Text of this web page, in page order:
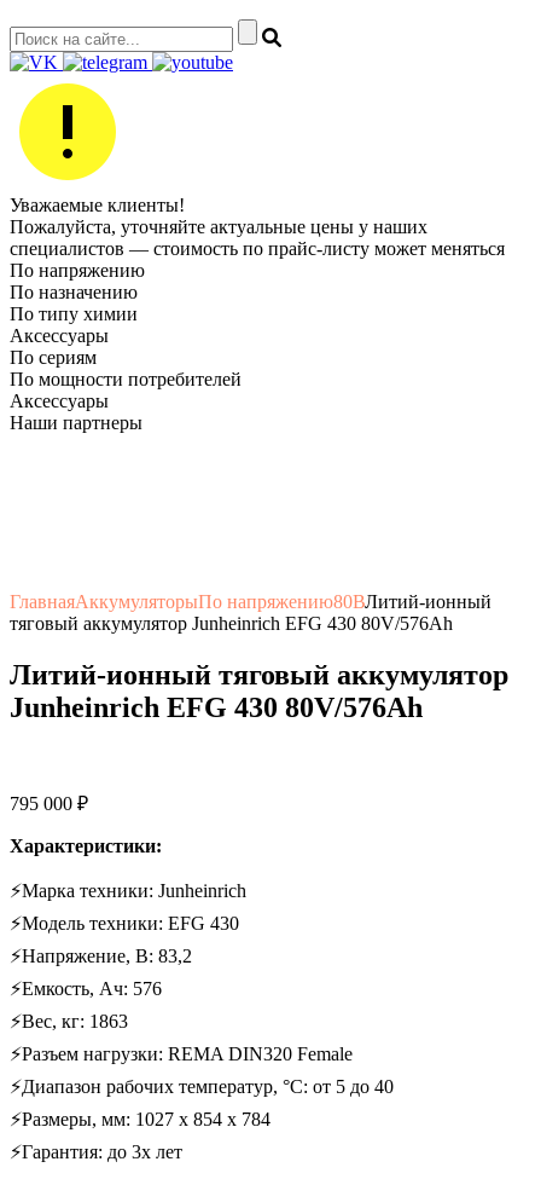
Уважаемые клиенты!
Пожалуйста, уточняйте актуальные цены у наших
специалистов — стоимость по прайс‑листу может меняться
По напряжению
По назначению
По типу химии
Аксессуары
По сериям
По мощности потребителей
Аксессуары
Наши партнеры
ГлавнаяАккумуляторыПо напряжению80ВЛитий-ионный
тяговый аккумулятор Junheinrich EFG 430 80V/576Ah
Литий-ионный тяговый аккумулятор
Junheinrich EFG 430 80V/576Ah
795 000 ₽
Характеристики:
⚡Марка техники: Junheinrich
⚡Модель техники: EFG 430
⚡Напряжение, В: 83,2
⚡Емкость, Ач: 576
⚡Вес, кг: 1863
⚡Разъем нагрузки: REMA DIN320 Female
⚡Диапазон рабочих температур, °C: от 5 до 40
⚡Размеры, мм: 1027 х 854 х 784
⚡Гарантия: до 3х лет